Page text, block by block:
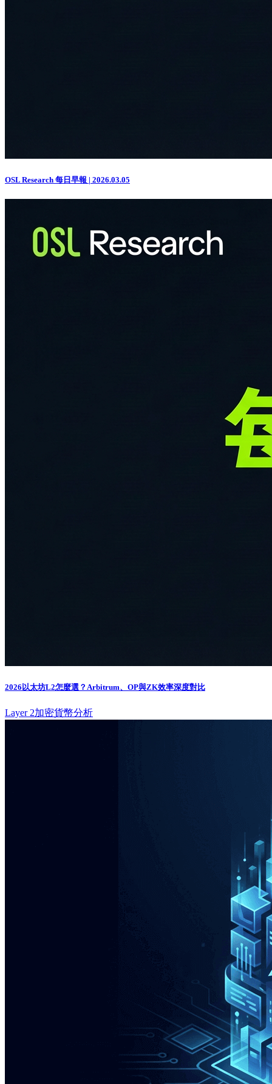
OSL Research 每日早報 | 2026.03.05
2026以太坊L2怎麼選？Arbitrum、OP與ZK效率深度對比
Layer 2加密貨幣分析